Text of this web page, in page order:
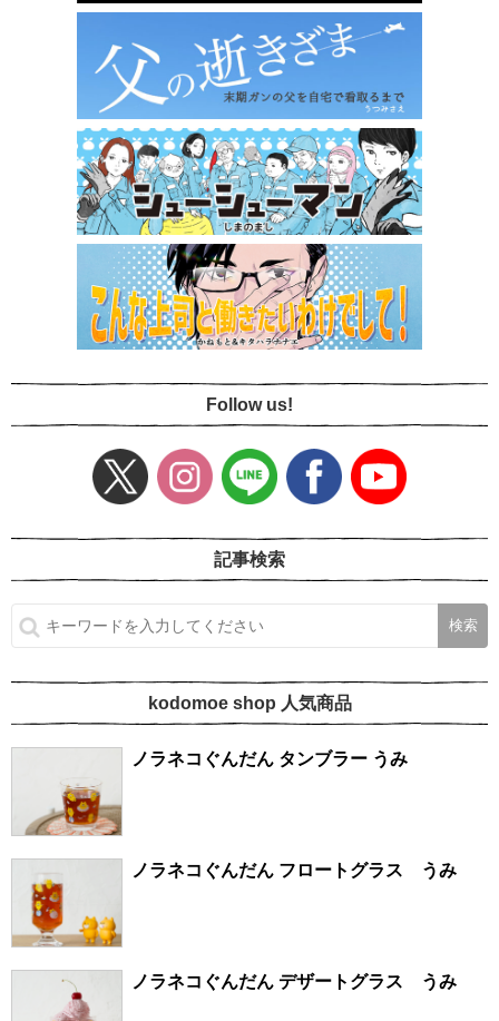
Follow us!
記事検索
kodomoe shop 人気商品
ノラネコぐんだん タンブラー うみ
ノラネコぐんだん フロートグラス うみ
ノラネコぐんだん デザートグラス うみ